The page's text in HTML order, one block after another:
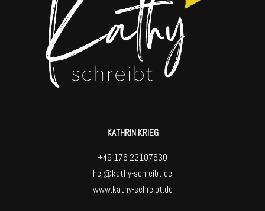
KATHRIN KRIEG
+49 176 22107630
hej@kathy-schreibt.de
www.kathy-schreibt.de